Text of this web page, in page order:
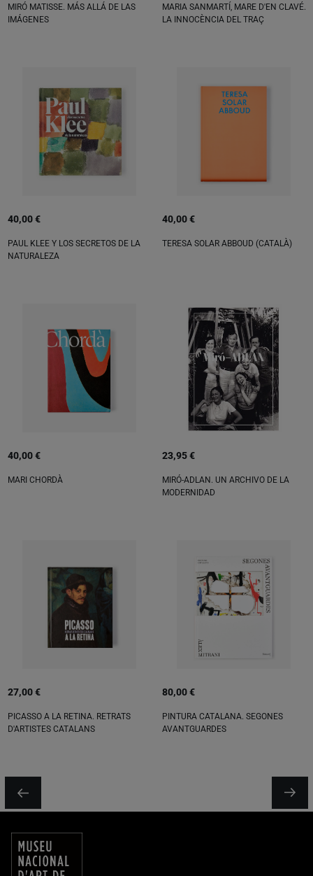
MIRÓ MATISSE. MÁS ALLÁ DE LAS
IMÁGENES
MARIA SANMARTÍ, MARE D'EN CLAVÉ.
LA INNOCÈNCIA DEL TRAÇ
40,00 €
PAUL KLEE Y LOS SECRETOS DE LA
NATURALEZA
40,00 €
TERESA SOLAR ABBOUD (CATALÀ)
40,00 €
MARI CHORDÀ
23,95 €
MIRÓ-ADLAN. UN ARCHIVO DE LA
MODERNIDAD
27,00 €
PICASSO A LA RETINA. RETRATS
D'ARTISTES CATALANS
80,00 €
PINTURA CATALANA. SEGONES
AVANTGUARDES